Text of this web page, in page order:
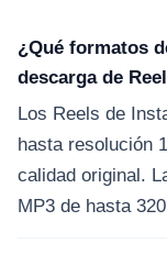
¿Qué formatos
descarga de
Los Reels de
hasta resolución
calidad original.
MP3 de hasta